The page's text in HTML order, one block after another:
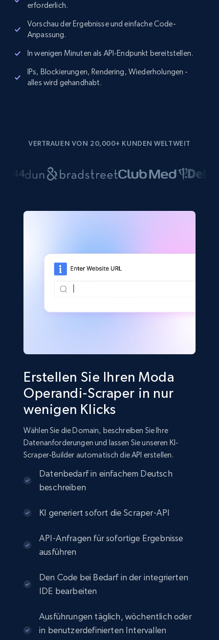
erforderlich.
Vorschau der Ergebnisse und einfache Code-
Anpassung.
In wenigen Minuten als API-Endpunkt bereitstellen.
IPs, Blockierungen, Rendering, Wiederholungen -
alles wird gehandhabt.
VERTRAUEN VON 20,000+ KUNDEN WELTWEIT
Erstellen Sie Ihren Moda
Operandi-Scraper in nur
wenigen Klicks
Wählen Sie die Domain, beschreiben Sie Ihre
Datenanforderungen und lassen Sie unseren KI-
Scraper-Builder automatisch die API erstellen.
Datenbedarf in einfachem Deutsch
beschreiben
KI generiert sofort die Scraper-API
API-Anfragen für sofortige Ergebnisse
ausführen
Den Code bei Bedarf in der integrierten
IDE bearbeiten
Ausführungen täglich, wöchentlich oder
in benutzerdefinierten Intervallen